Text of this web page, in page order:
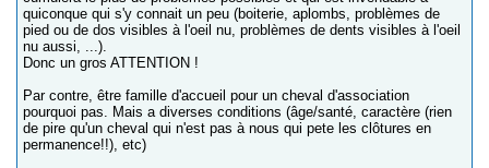
quiconque qui s'y connait un peu (boiterie, aplombs, problèmes de
pied ou de dos visibles à l'oeil nu, problèmes de dents visibles à l'oeil
nu aussi, ...).
Donc un gros ATTENTION !
Par contre, être famille d'accueil pour un cheval d'association
pourquoi pas. Mais a diverses conditions (âge/santé, caractère (rien
de pire qu'un cheval qui n'est pas à nous qui pete les clôtures en
permanence!!), etc)